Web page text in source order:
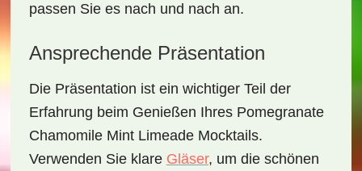
passen Sie es nach und nach an.
Ansprechende Präsentation
Die Präsentation ist ein wichtiger Teil der
Erfahrung beim Genießen Ihres Pomegranate
Chamomile Mint Limeade Mocktails.
Verwenden Sie klare Gläser, um die schönen